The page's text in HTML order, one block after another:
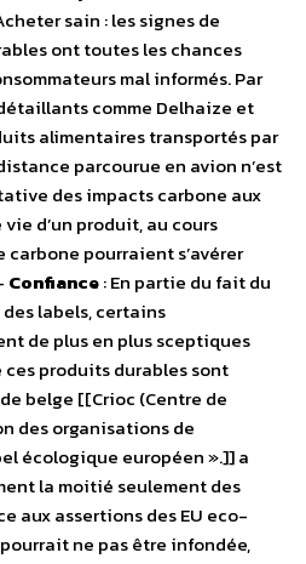
sain : les signes de
ont toutes les chances
mal informés. Par
comme Delhaize et
alimentaires transportés par
parcourue en avion n’est
des impacts carbone aux
d’un produit, au cours
carbone pourraient s’avérer
Confiance: En partie du fait du
labels, certains
de plus en plus sceptiques
produits durables sont
belge [[Crioc (Centre de
des organisations de
écologique européen ».]] a
la moitié seulement des
aux assertions des EU eco-
ne pas être infondée,